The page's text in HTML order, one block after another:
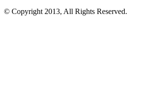
© Copyright 2013, All Rights Reserved.